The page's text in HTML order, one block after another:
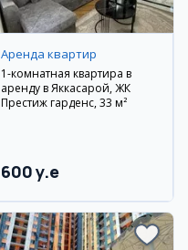
Аренда квартир
1-комнатная квартира в
аренду в Яккасарой, ЖК
Престиж гарденс, 33 м²
600 y.e